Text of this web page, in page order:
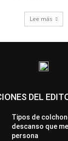
Lee más
DEL
Tipos de
descanso que
persona